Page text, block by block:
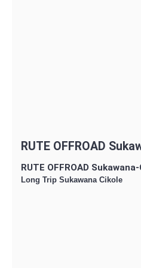
RUTE OFFROAD
RUTE OFFROAD
Long Trip Sukawana Cikole